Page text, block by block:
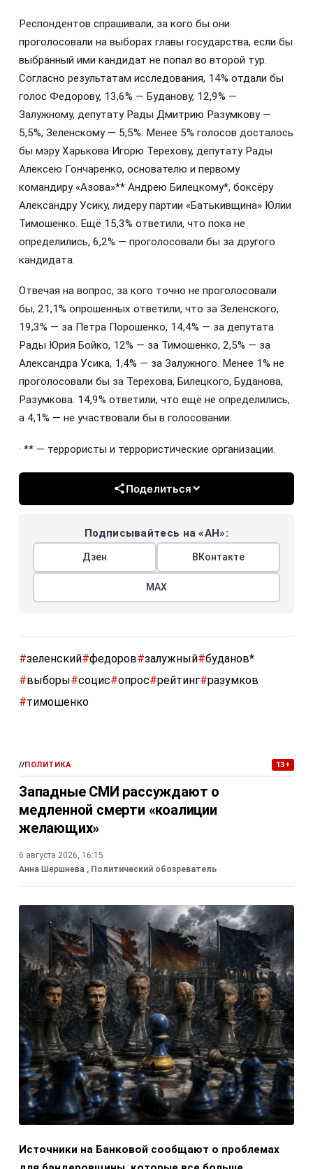
Респондентов спрашивали, за кого бы они
проголосовали на выборах главы государства, если бы
выбранный ими кандидат не попал во второй тур.
Согласно результатам исследования, 14% отдали бы
голос Федорову, 13,6% — Буданову, 12,9% —
Залужному, депутату Рады Дмитрию Разумкову —
5,5%, Зеленскому — 5,5%. Менее 5% голосов досталось
бы мэру Харькова Игорю Терехову, депутату Рады
Алексею Гончаренко, основателю и первому
командиру «Азова»** Андрею Билецкому*, боксёру
Александру Усику, лидеру партии «Батькивщина» Юлии
Тимошенко. Ещё 15,3% ответили, что пока не
определились, 6,2% — проголосовали бы за другого
кандидата.
Отвечая на вопрос, за кого точно не проголосовали
бы, 21,1% опрошенных ответили, что за Зеленского,
19,3% — за Петра Порошенко, 14,4% — за депутата
Рады Юрия Бойко, 12% — за Тимошенко, 2,5% — за
Александра Усика, 1,4% — за Залужного. Менее 1% не
проголосовали бы за Терехова, Билецкого, Буданова,
Разумкова. 14,9% ответили, что ещё не определились,
а 4,1% — не участвовали бы в голосовании.
· ** — террористы и террористические организации.
Поделиться
Подписывайтесь на «АН»:
Дзен ВКонтакте
МАХ
#зеленский#федоров#залужный#буданов*
#выборы#социс#опрос#рейтинг#разумков
#тимошенко
//ПОЛИТИКА 13+
Западные СМИ рассуждают о
медленной смерти «коалиции
желающих»
6 августа 2026, 16:15
Анна Шершнева , Политический обозреватель
Источники на Банковой сообщают о проблемах